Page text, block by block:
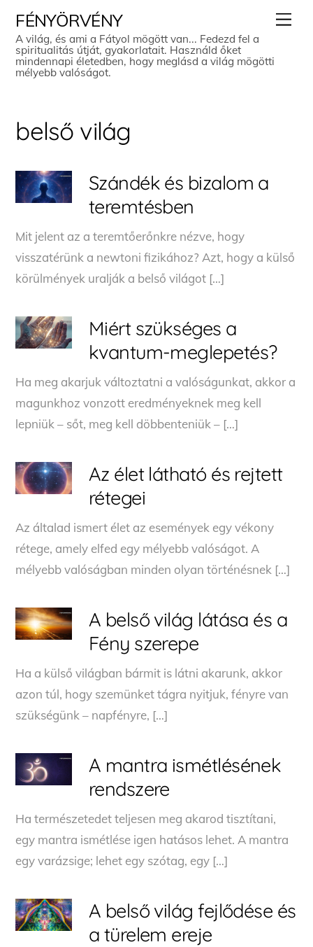
content
FÉNYÖRVÉNY
A világ, és ami a Fátyol mögött van... Fedezd fel a
spiritualitás útját, gyakorlatait. Használd őket
mindennapi életedben, hogy meglásd a világ mögötti
mélyebb valóságot.
belső világ
Szándék és bizalom a
teremtésben
Mit jelent az a teremtőerőnkre nézve, hogy
visszatérünk a newtoni fizikához? Azt, hogy a külső
körülmények uralják a belső világot […]
Miért szükséges a
kvantum-meglepetés?
Ha meg akarjuk változtatni a valóságunkat, akkor a
magunkhoz vonzott eredményeknek meg kell
lepniük – sőt, meg kell döbbenteniük – […]
Az élet látható és rejtett
rétegei
Az általad ismert élet az események egy vékony
rétege, amely elfed egy mélyebb valóságot. A
mélyebb valóságban minden olyan történésnek […]
A belső világ látása és a
Fény szerepe
Ha a külső világban bármit is látni akarunk, akkor
azon túl, hogy szemünket tágra nyitjuk, fényre van
szükségünk – napfényre, […]
A mantra ismétlésének
rendszere
Ha természetedet teljesen meg akarod tisztítani,
egy mantra ismétlése igen hatásos lehet. A mantra
egy varázsige; lehet egy szótag, egy […]
A belső világ fejlődése és
a türelem ereje